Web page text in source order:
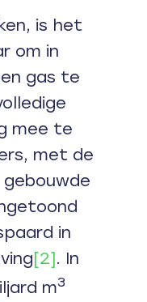
is het
om in
gas te
mee te
met de
gebouwde
in
[2]. In
m3